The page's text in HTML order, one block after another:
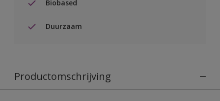
Biobased
Duurzaam
Productomschrijving